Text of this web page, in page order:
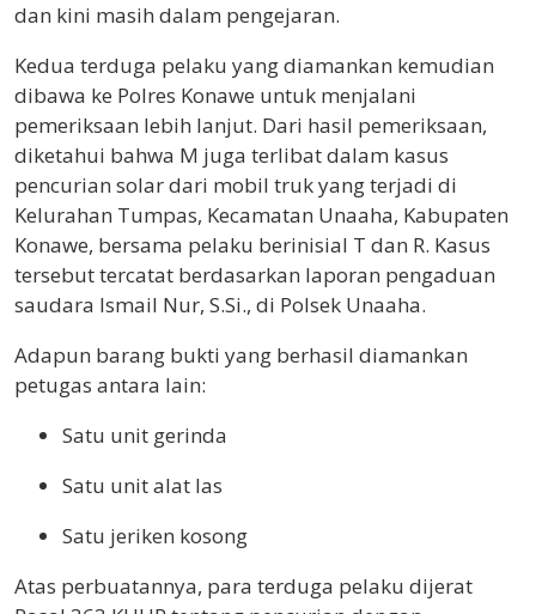
dan kini masih dalam pengejaran.
Kedua terduga pelaku yang diamankan kemudian
dibawa ke Polres Konawe untuk menjalani
pemeriksaan lebih lanjut. Dari hasil pemeriksaan,
diketahui bahwa M juga terlibat dalam kasus
pencurian solar dari mobil truk yang terjadi di
Kelurahan Tumpas, Kecamatan Unaaha, Kabupaten
Konawe, bersama pelaku berinisial T dan R. Kasus
tersebut tercatat berdasarkan laporan pengaduan
saudara Ismail Nur, S.Si., di Polsek Unaaha.
Adapun barang bukti yang berhasil diamankan
petugas antara lain:
Satu unit gerinda
Satu unit alat las
Satu jeriken kosong
Atas perbuatannya, para terduga pelaku dijerat